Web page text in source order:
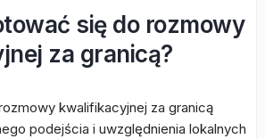
się do rozmowy
za granicą?
kwalifikacyjnej za granicą
podejścia i uwzględnienia lokalnych